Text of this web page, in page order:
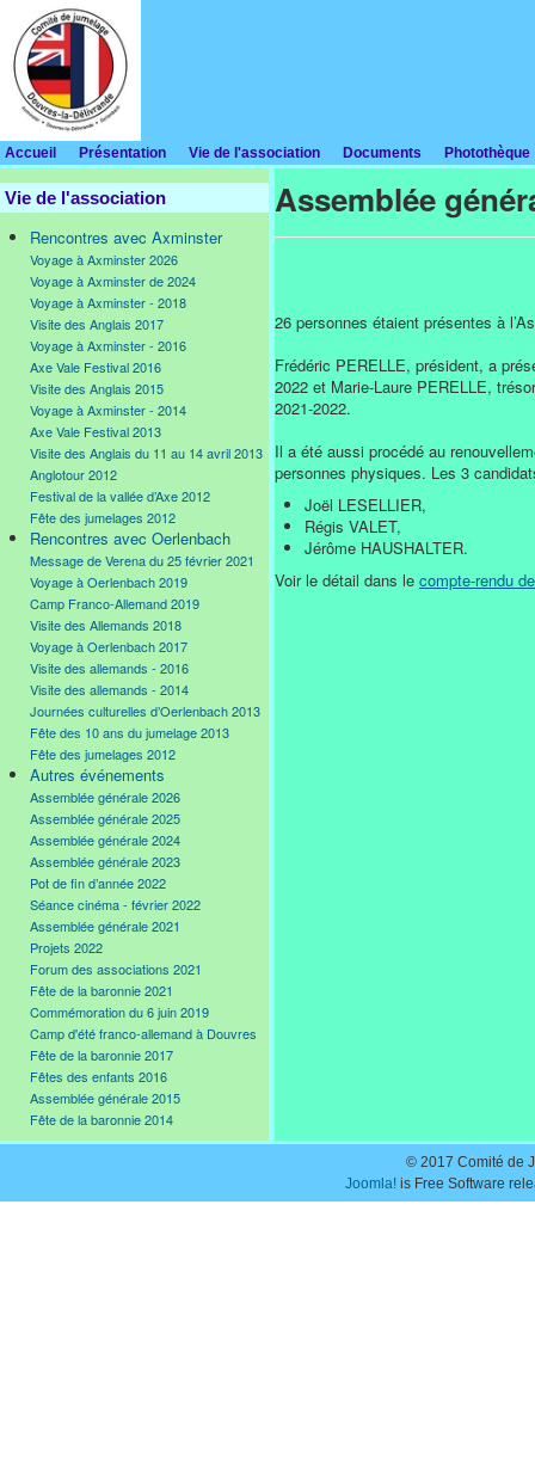
Accueil Présentation Vie de l'association Documents Photothèque
Vie de l'association
Rencontres avec Axminster
Voyage à Axminster 2026
Voyage à Axminster de 2024
Voyage à Axminster - 2018
Visite des Anglais 2017
Voyage à Axminster - 2016
Axe Vale Festival 2016
Visite des Anglais 2015
Voyage à Axminster - 2014
Axe Vale Festival 2013
Visite des Anglais du 11 au 14 avril 2013
Anglotour 2012
Festival de la vallée d’Axe 2012
Fête des jumelages 2012
Rencontres avec Oerlenbach
Message de Verena du 25 février 2021
Voyage à Oerlenbach 2019
Camp Franco-Allemand 2019
Visite des Allemands 2018
Voyage à Oerlenbach 2017
Visite des allemands - 2016
Visite des allemands - 2014
Journées culturelles d’Oerlenbach 2013
Fête des 10 ans du jumelage 2013
Fête des jumelages 2012
Autres événements
Assemblée générale 2026
Assemblée générale 2025
Assemblée générale 2024
Assemblée générale 2023
Pot de fin d’année 2022
Séance cinéma - février 2022
Assemblée générale 2021
Projets 2022
Forum des associations 2021
Fête de la baronnie 2021
Commémoration du 6 juin 2019
Camp d'été franco-allemand à Douvres
Fête de la baronnie 2017
Fêtes des enfants 2016
Assemblée générale 2015
Fête de la baronnie 2014
Assemblée
26 personnes étaient présentes à
Frédéric PERELLE, président, a
2022 et Marie-Laure PERELLE,
2021-2022.
Il a été aussi procédé au
personnes physiques. Les 3
Joël LESELLIER,
Régis VALET,
Jérôme HAUSHALTER.
Voir le détail dans le compte-rendu
© 2017 Comité de
Joomla!is Free Software